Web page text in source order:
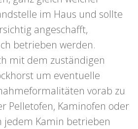
im Haus und sollte
angeschafft,
betrieben werden.
mit dem zuständigen
um eventuelle
vorab zu
Pelletofen, Kaminofen oder
jedem Kamin betrieben